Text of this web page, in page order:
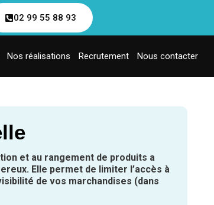
02 99 55 88 93
Nos réalisations Recrutement Nous contacter
et au rangement de produits a
Elle permet de limiter l’accès à
de vos marchandises (dans